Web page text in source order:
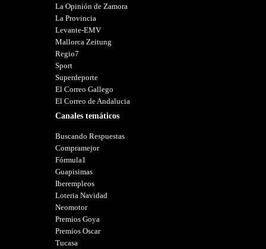
La Opinión de Zamora
La Provincia
Levante-EMV
Mallorca Zeitung
Regio7
Sport
Superdeporte
El Correo Gallego
El Correo de Andalucia
Canales temáticos
Buscando Respuestas
Compramejor
Fórmula1
Guapisimas
Iberempleos
Loteria Navidad
Neomotor
Premios Goya
Premios Oscar
Tucasa